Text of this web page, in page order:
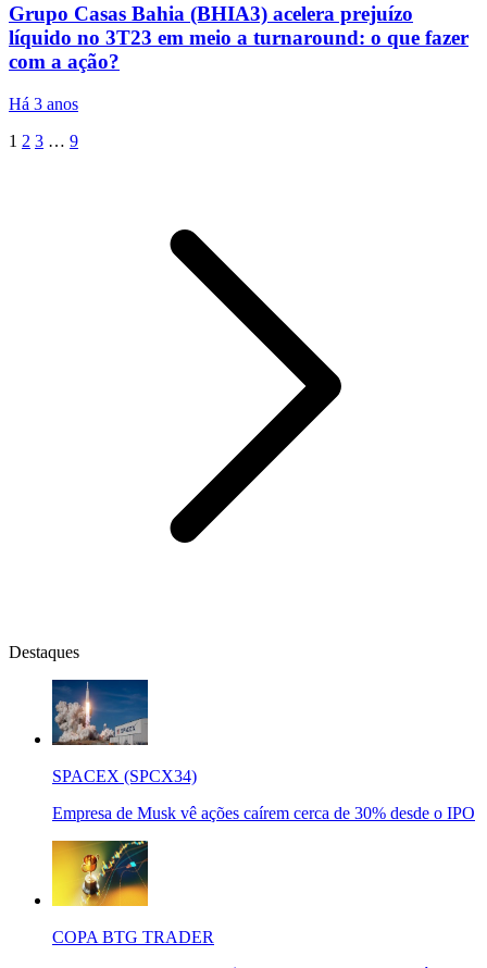
Grupo Casas Bahia (BHIA3) acelera prejuízo
líquido no 3T23 em meio a turnaround: o que fazer
com a ação?
Há 3 anos
1 2 3 … 9
Destaques
SPACEX (SPCX34)
Empresa de Musk vê ações caírem cerca de 30% desde o IPO
COPA BTG TRADER